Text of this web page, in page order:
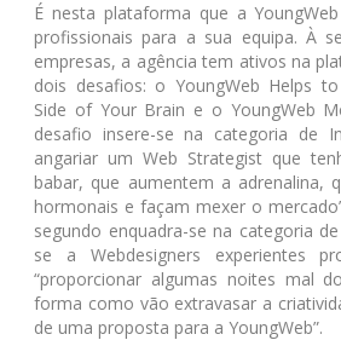
É nesta plataforma que a
profissionais para a sua equipa. À
empresas, a agência tem ativos na
dois desafios: o YoungWeb Helps
Side of Your Brain e o YoungWeb
desafio insere-se na categoria de
angariar um Web Strategist que
babar, que aumentem a adrenalina,
hormonais e façam mexer o
segundo enquadra-se na categoria
se a Webdesigners experientes
“proporcionar algumas noites mal
forma como vão extravasar a
de uma proposta para a YoungWeb”.